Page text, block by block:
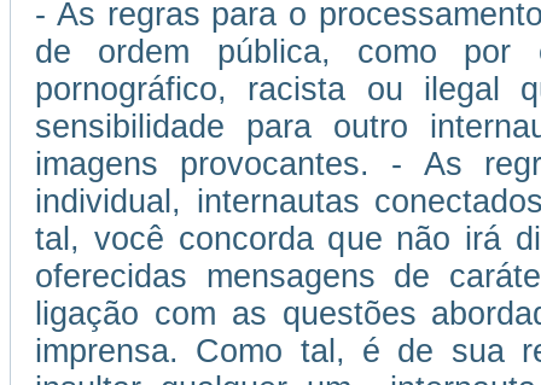
- As regras para o
de ordem pública, como por
pornográfico, racista ou ilegal
sensibilidade para outro
imagens provocantes. - As
individual, internautas
tal, você concorda que não irá
oferecidas mensagens de
ligação com as questões
imprensa. Como tal, é de sua